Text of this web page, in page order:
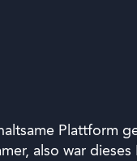
Plattform
also war